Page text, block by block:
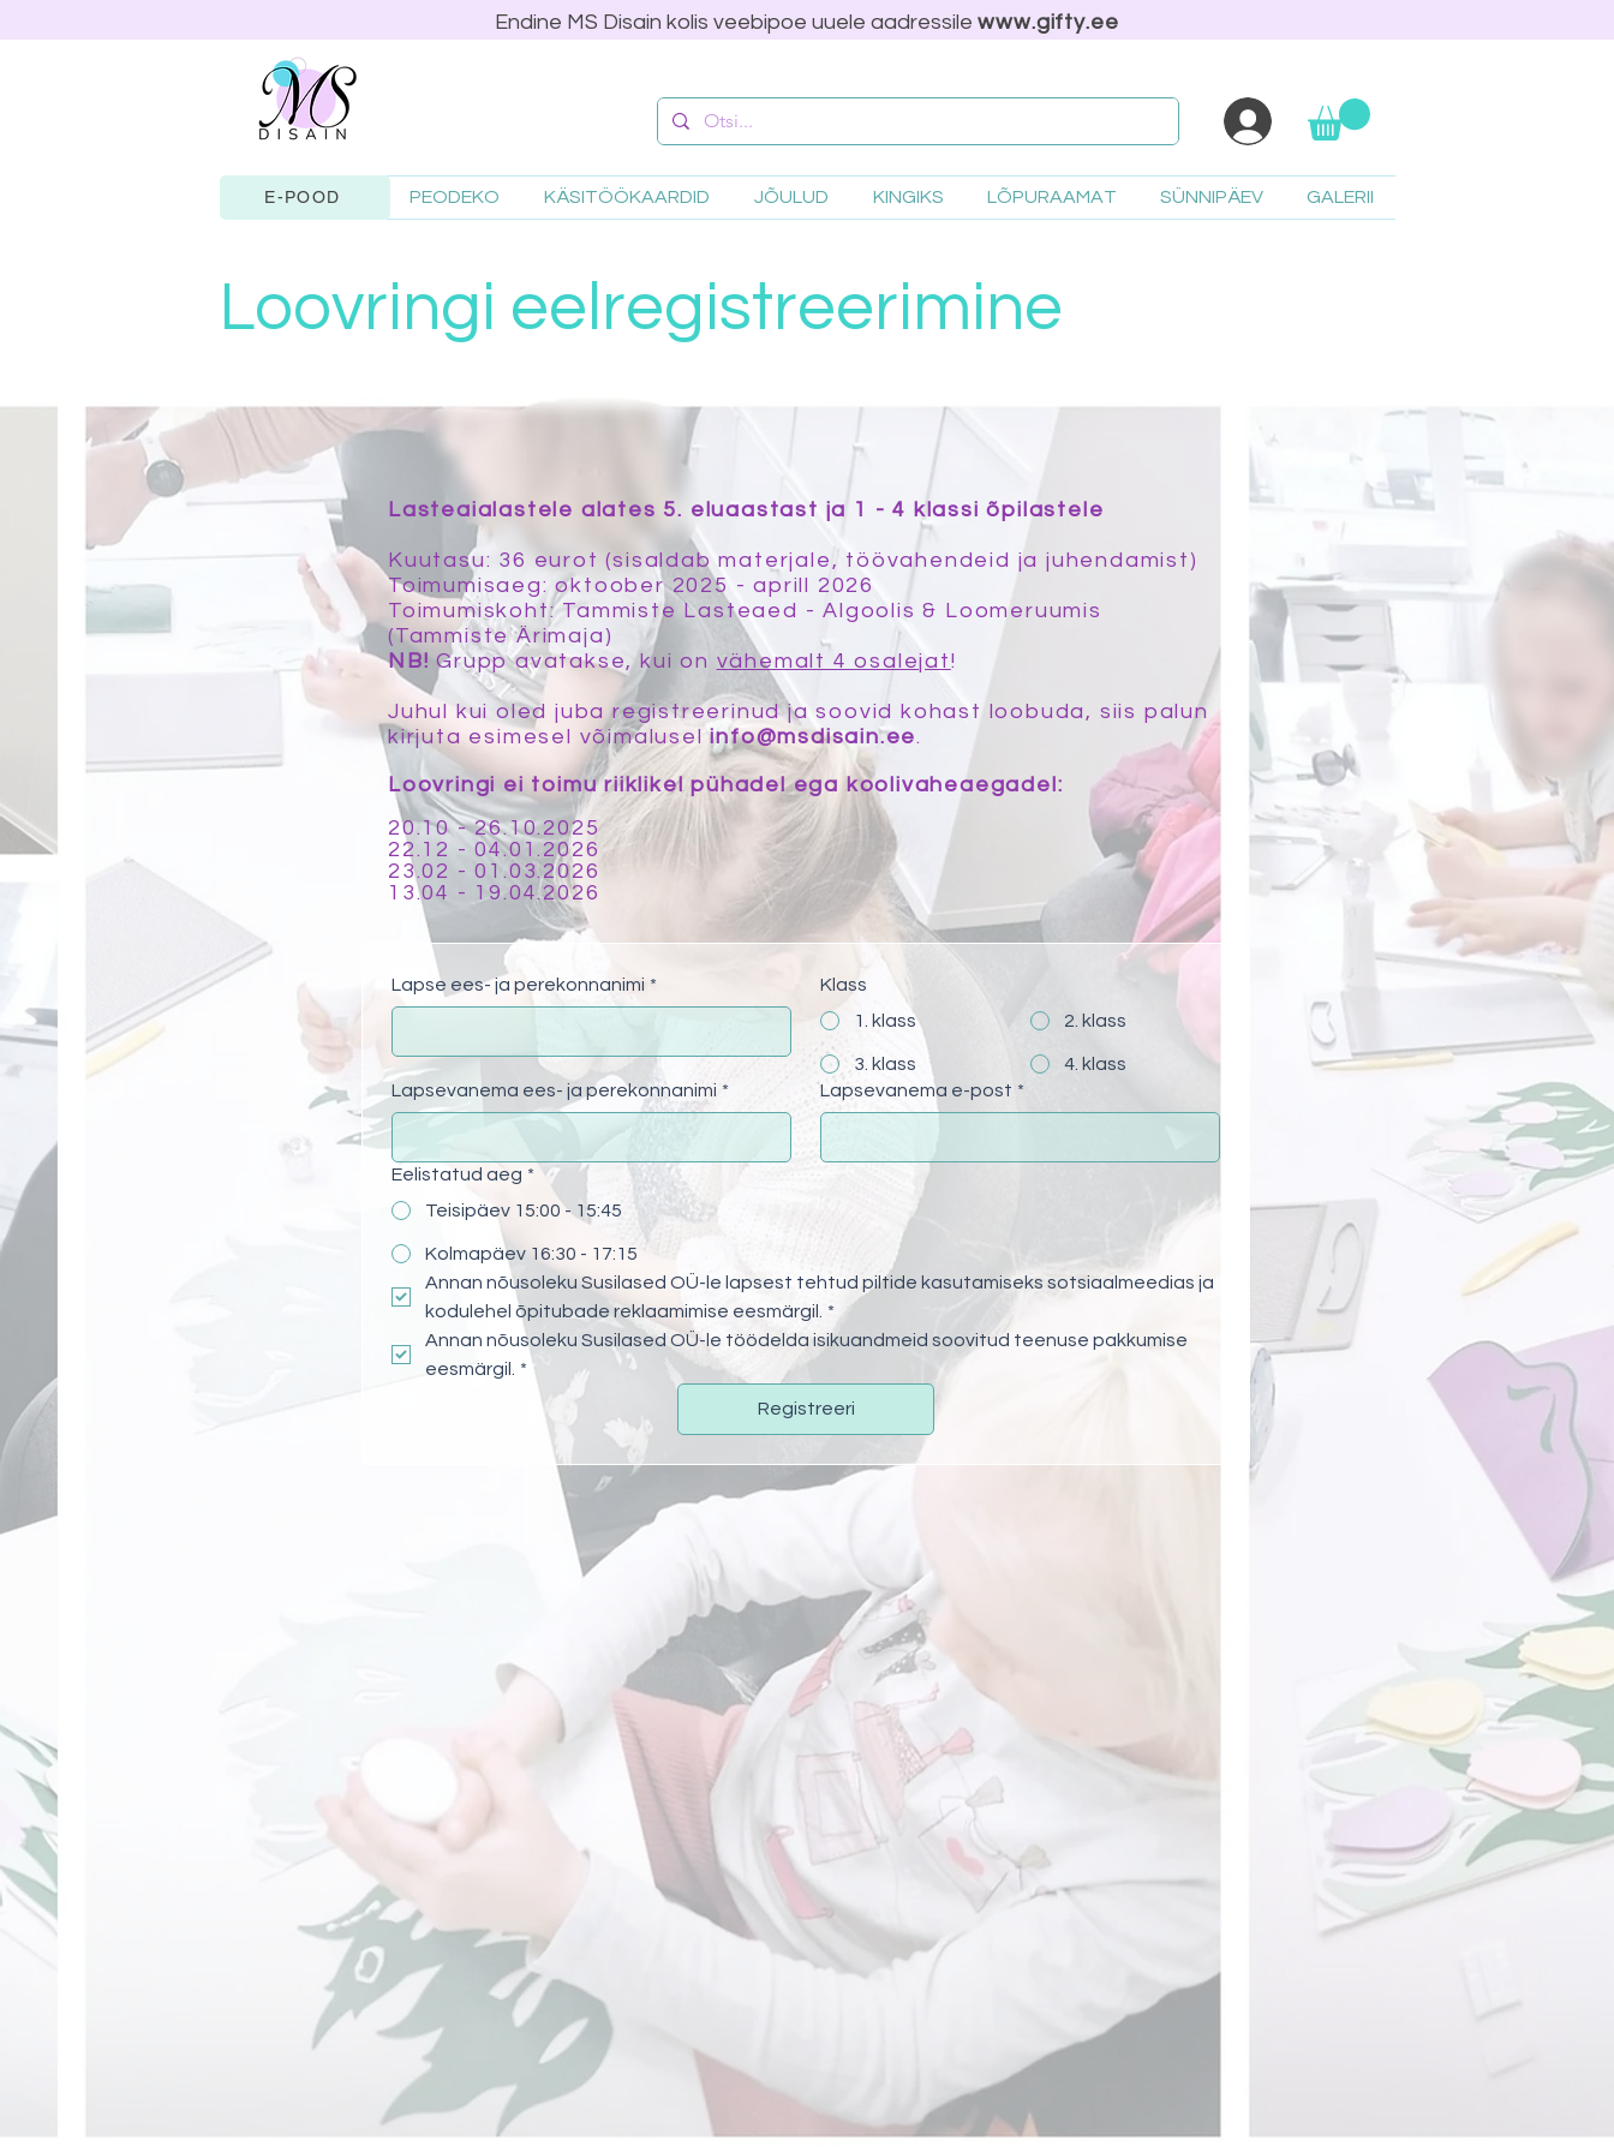
Endine MS Disain kolis veebipoe uuele aadressilewww.gifty.ee
PEODEKO KÄSITÖÖKAARDID JÕULUD KINGIKS LÕPURAAMAT SÜNNIPÄEV GALERII
E-POOD
Loovringi eelregistreerimine
Lasteaialastele alates 5. eluaastast ja 1 - 4 klassi õpilastele
Kuutasu: 36 eurot (sisaldab materjale, töövahendeid ja juhendamist)
Toimumisaeg: oktoober 2025 - aprill 2026
Toimumiskoht: Tammiste Lasteaed - Algoolis & Loomeruumis
(Tammiste Ärimaja)
NB! Grupp avatakse, kui on vähemalt 4 osalejat!
Juhul kui oled juba registreerinud ja soovid kohast loobuda, siis palun
kirjuta esimesel võimaluselinfo@msdisain.ee.
Loovringi ei toimu riiklikel pühadel ega koolivaheaegadel:
20.10 - 26.10.2025
22.12 - 04.01.2026
23.02 - 01.03.2026
13.04 - 19.04.2026​
Lapse ees- ja perekonnanimi *
Klass
1. klass
2. klass
3. klass
4. klass
Lapsevanema ees- ja perekonnanimi * Lapsevanema e-post *
Eelistatud aeg *
Teisipäev 15:00 - 15:45
Kolmapäev 16:30 - 17:15
Annan nõusoleku Susilased OÜ-le lapsest tehtud piltide kasutamiseks sotsiaalmeedias ja
kodulehel õpitubade reklaamimise eesmärgil.
*
Annan nõusoleku Susilased OÜ-le töödelda isikuandmeid soovitud teenuse pakkumise
eesmärgil.
*
Registreeri